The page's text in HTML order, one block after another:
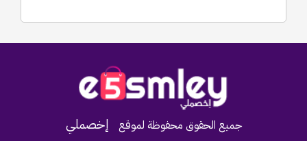
جميع الحقوق محفوظة لموقع إخصملي